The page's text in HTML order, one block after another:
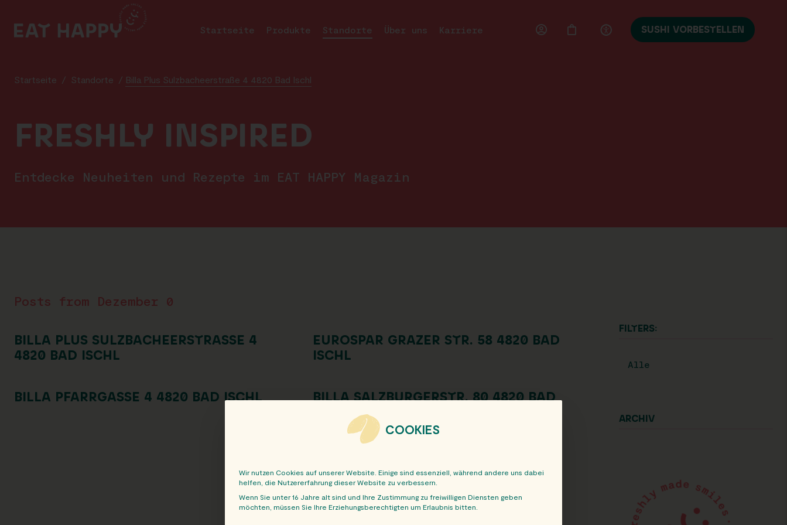
MAIN
Startseite Produkte Standorte Über uns Karriere SUSHI VORBESTELLEN
Startseite / Standorte / Billa Plus Sulzbacheerstraße 4 4820 Bad Ischl
FRESHLY INSPIRED
Entdecke Neuheiten und Rezepte im EAT HAPPY Magazin
Posts from Dezember 0
BILLA PLUS SULZBACHEERSTRASSE 4 4
820 BAD ISCHL
EUROSPAR GRAZER STR. 58 4820 BAD
ISCHL
BILLA PFARRGASSE 4 4820 BAD ISCHL
BILLA SALZBURGERSTR. 80 4820 BAD
FILTERS:
Alle
ARCHIV
COOKIES
Wir nutzen Cookies auf unserer Website. Einige sind essenziell, während andere uns dabei
helfen, die Nutzererfahrung dieser Website zu verbessern.
Wenn Sie unter 16 Jahre alt sind und Ihre Zustimmung zu freiwilligen Diensten geben
möchten, müssen Sie Ihre Erziehungsberechtigten um Erlaubnis bitten.